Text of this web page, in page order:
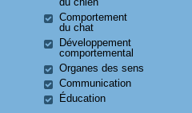
Comportement
du chat
Développement
comportemental
Organes des sens
Communication
Éducation